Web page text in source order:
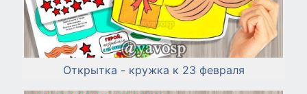
Открытка - кружка к 23 февраля